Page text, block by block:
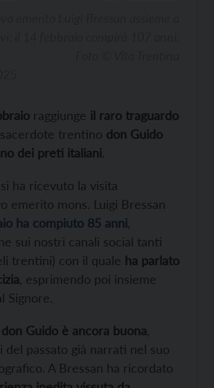
raggiunge il raro traguardo
trentino don Guido
dei preti italiani.
ha ricevuto la visita
emerito mons. Luigi Bressan
ha compiuto 85 anni
sui nostri canali social tanti
trentini) con il quale ha parlato
, esprimendo poi insieme
Signore.
Guido è ancora buona
del passato già narrati nel suo
A Bressan ha ricordato